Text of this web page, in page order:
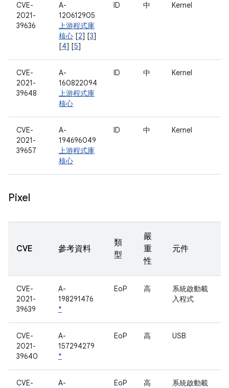
CVE-
2021-
39636
A-
120612905
上游程式庫
核心 [2] [3]
[4] [5]
ID 中 Kernel
CVE-
2021-
39648
A-
160822094
上游程式庫
核心
ID 中 Kernel
CVE-
2021-
39657
A-
194696049
上游程式庫
核心
ID 中 Kernel
Pixel
CVE 參考資料
類
型
嚴
重
性
元件
CVE-
2021-
39639
A-
198291476
*
EoP 高
系統啟動載
入程式
CVE-
2021-
39640
A-
157294279
*
EoP 高 USB
CVE-
A-
EoP 高
系統啟動載